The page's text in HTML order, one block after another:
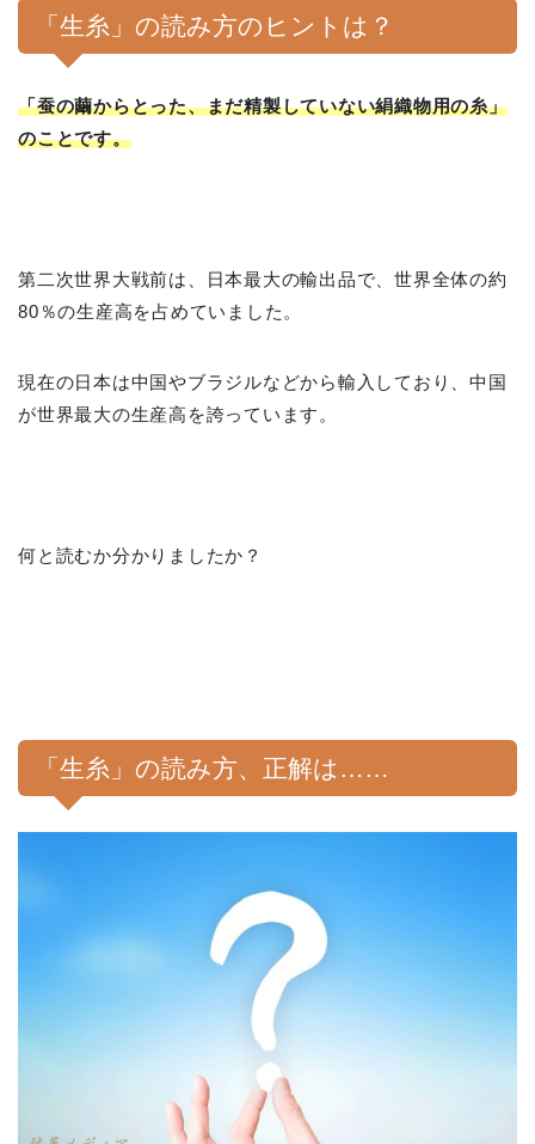
「生糸」の読み方のヒントは？
「蚕の繭からとった、まだ精製していない絹織物用の糸」
のことです。
第二次世界大戦前は、日本最大の輸出品で、世界全体の約
80％の生産高を占めていました。
現在の日本は中国やブラジルなどから輸入しており、中国
が世界最大の生産高を誇っています。
何と読むか分かりましたか？
「生糸」の読み方、正解は……